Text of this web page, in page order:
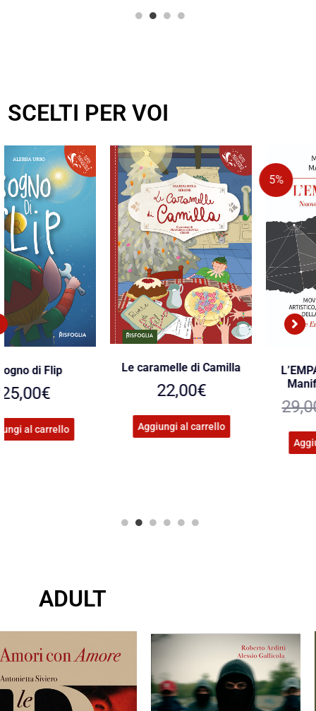
SCELTI PER VOI
Le caramelle di Camilla
Aggiungi al carrello
5%
L’EMPATISMO. Nuovo
Manifesto sulle Arti
27,55€
ADULT